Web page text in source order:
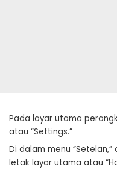
Pada layar utama
atau “Settings.”
Di dalam menu
letak layar utama atau